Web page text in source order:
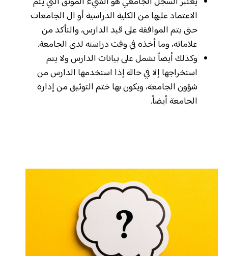
الاعتماد عليها من الكلية الدراسية أو ال الجامعات
حتى يتم الموافقة على قيد الدارس، والتأكد من
علاماته، وما أخذه في وقت دراسته لدى الجامعة.
وكذلك أيضاً تشمل على بيانات الدارس ولا يتم
استخراجها إلا في حالة إذا استخدمها الدارس من
شؤون الجامعة، ويكون بها ختم التوثيق من إدارة
الجامعة أيضاً.